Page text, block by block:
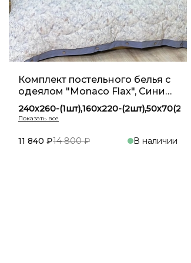
Комплект постельного белья с
одеялом "Monaco Flax", Синий
YM 11
240х260-(1шт),160х220-(2шт),50х70(2шт)
240х260-(1шт),200х230-(1шт),50х70(2шт)
11 840 ₽14 800 ₽ В наличии